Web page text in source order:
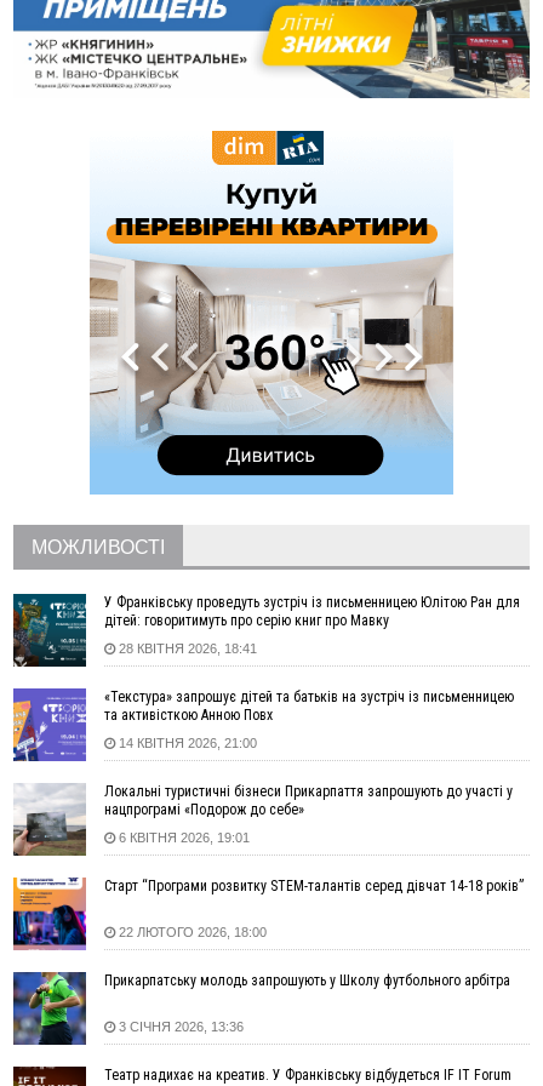
переправлення чоловіків до Румунії
10:49
На Прикарпатті через негоду сталися аварійні вимкнення
світла
За змову на тендері для Долинської лікарні двох
Яремчанський суд виніс вирок чоловіку, який у Буковелі
вкрав із супермаркету пляшку віскі за 8,5 тисяч
В урочищі біля Галича археологи відкопали давньоруську
вагову гирку XII–XIII століть
У Франківську медики провели серію складних операцій
на аорті
07 Серпня
У Богородчанах на "зебрі" водій Audi наїхав на
хлопчика з велосипедом
Загальна площа всіх книгарень України - трохи більше ніж 6
футбольних полів
На "зебрі" у Франківську два мотоциклісти збили жінку
рекордсмен за зростанням цін на житло
16:48
ВІДЕО Де безпечно купатися на Прикарпатті?
організацію «КОД 7'Я», аби підтримувати військових та їхні
сім'ї
15:57
У Коломиї на одній з вулиць встановлять комплекс
автоматичної фіксації швидкості
15:29
Війна забрала життя трьох воїнів з Прикарпаття
15:00
На Закарпатті викрили масштабну схему незаконного
14:31
«Багато питань буде знято». На громадських слуханнях в
Яремче обговорили, як вирішити питання джипінгу в
Карпатах
13:54
5 «тихих» хвороб, які виявляє профілактичне обстеження
13:30
ФОТО
нового руху
12:57
У Франківську зафіксували найбільшу спеку за всю історію
спостережень
12:24
Лікування наркоманії Київ: чому важливо розпочати
терапію якомога раніше
12:00
Франківця, який у Косові викрав за магазину понад 640
МОЖЛИВОСТІ
У Франківську проведуть зустріч із письменницею Юлітою Ран для
дітей: говоритимуть про серію книг про Мавку
28 КВІТНЯ 2026, 18:41
«Текстура» запрошує дітей та батьків на зустріч із письменницею
та активісткою Анною Повх
14 КВІТНЯ 2026, 21:00
Локальні туристичні бізнеси Прикарпаття запрошують до участі у
нацпрограмі «Подорож до себе»
6 КВІТНЯ 2026, 19:01
Старт “Програми розвитку STEM-талантів серед дівчат 14-18 років”
22 ЛЮТОГО 2026, 18:00
Прикарпатську молодь запрошують у Школу футбольного арбітра
3 СІЧНЯ 2026, 13:36
Театр надихає на креатив. У Франківську відбудеться IF IT Forum